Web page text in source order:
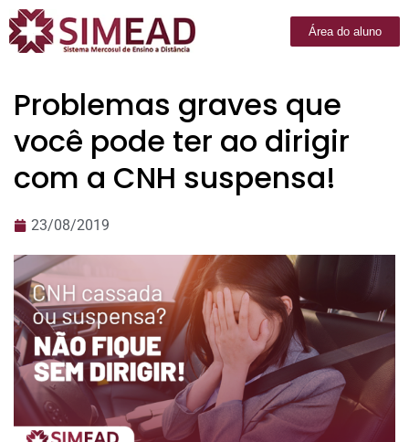
Área do aluno
Problemas graves que
você pode ter ao dirigir
com a CNH suspensa!
23/08/2019